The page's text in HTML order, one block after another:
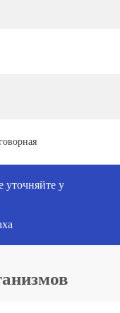
уточняйте у